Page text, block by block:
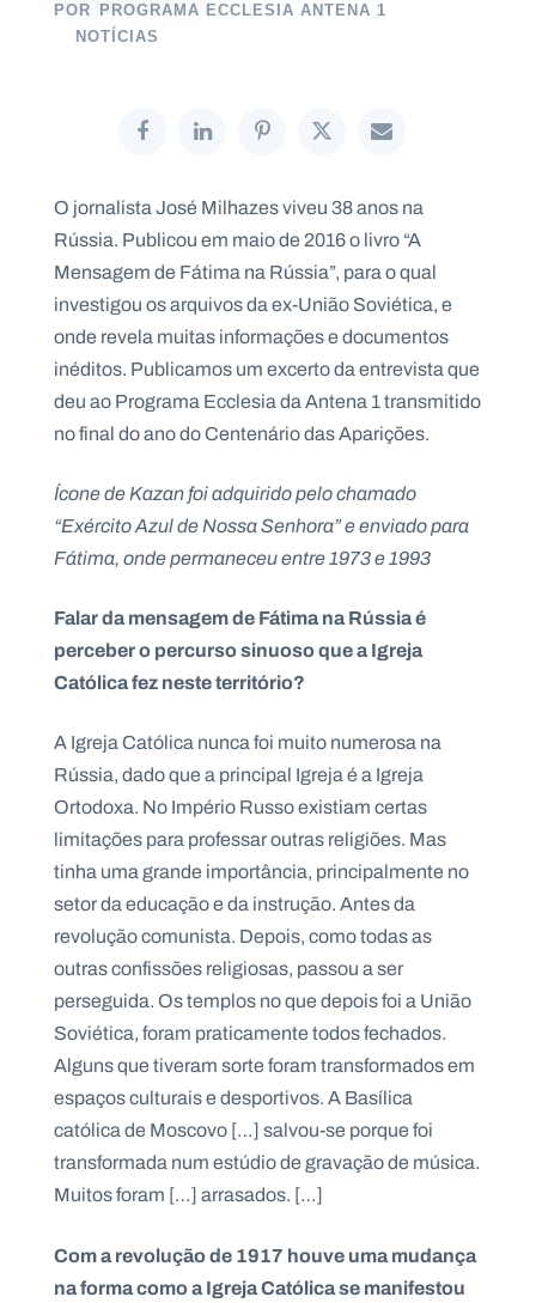
POR
PROGRAMA ECCLESIA ANTENA 1
NOTÍCIAS
O jornalista José Milhazes viveu 38 anos na
Rússia. Publicou em maio de 2016 o livro “A
Mensagem de Fátima na Rússia”, para o qual
investigou os arquivos da ex-União Soviética, e
onde revela muitas informações e documentos
inéditos. Publicamos um excerto da entrevista que
deu ao Programa Ecclesia da Antena 1 transmitido
no final do ano do Centenário das Aparições.
Ícone de Kazan foi adquirido pelo chamado
“Exército Azul de Nossa Senhora” e enviado para
Fátima, onde permaneceu entre 1973 e 1993
Falar da mensagem de Fátima na Rússia é
perceber o percurso sinuoso que a Igreja
Católica fez neste território?
A Igreja Católica nunca foi muito numerosa na
Rússia, dado que a principal Igreja é a Igreja
Ortodoxa. No Império Russo existiam certas
limitações para professar outras religiões. Mas
tinha uma grande importância, principalmente no
setor da educação e da instrução. Antes da
revolução comunista. Depois, como todas as
outras confissões religiosas, passou a ser
perseguida. Os templos no que depois foi a União
Soviética, foram praticamente todos fechados.
Alguns que tiveram sorte foram transformados em
espaços culturais e desportivos. A Basílica
católica de Moscovo […] salvou-se porque foi
transformada num estúdio de gravação de música.
Muitos foram […] arrasados. […]
Com a revolução de 1917 houve uma mudança
na forma como a Igreja Católica se manifestou
L
N
C
O
N
A
L
S
l
e
s
i
n
o
s
p
A
g
d
a
o
a
c
t
o
N
e
w
l
e
tt
e
r